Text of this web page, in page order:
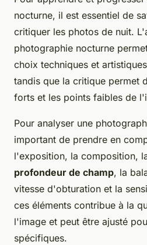
nocturne, il est essentiel de
critiquer les photos de nuit.
photographie nocturne
choix techniques et
tandis que la critique permet
forts et les points faibles de
Pour analyser une
important de prendre en
l'exposition, la composition,
profondeur de champ, la
vitesse d'obturation et la
ces éléments contribue à la
l'image et peut être ajusté
spécifiques.